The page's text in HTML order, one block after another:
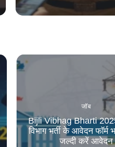
जॉब
Bijli Vibhag Bharti
विभाग भर्ती के आवेदन फॉर्म
जल्दी करें आवेदन